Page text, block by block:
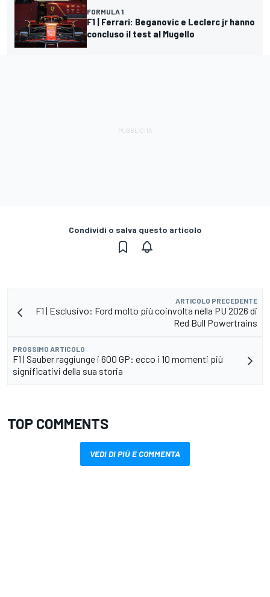
FORMULA 1
F1 | Ferrari: Beganovic e Leclerc jr hanno
concluso il test al Mugello
Condividi o salva questo articolo
ARTICOLO PRECEDENTE
F1 | Esclusivo: Ford molto più coinvolta nella PU 2026 di
Red Bull Powertrains
PROSSIMO ARTICOLO
F1 | Sauber raggiunge i 600 GP: ecco i 10 momenti più
significativi della sua storia
TOP COMMENTS
VEDI DI PIÙ E COMMENTA